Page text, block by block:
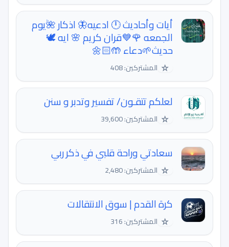
أيات وأحاديث 🕛 ادعيه🦋 اذكار 🌺يوم
الجمعه 🌹💙قران كريم 🌸 ايه 🕊️
حديث🌱دعاء 🤲🏻🌼
☆ المشتركين: 408
لعلكم تتقـون/ تفسير وتدبر و سنن
☆ المشتركين: 39,600
سعادتي وراحة قلبي في ذكر ربي
☆ المشتركين: 2,480
كرة القدم | سوق الانتقالات
☆ المشتركين: 316